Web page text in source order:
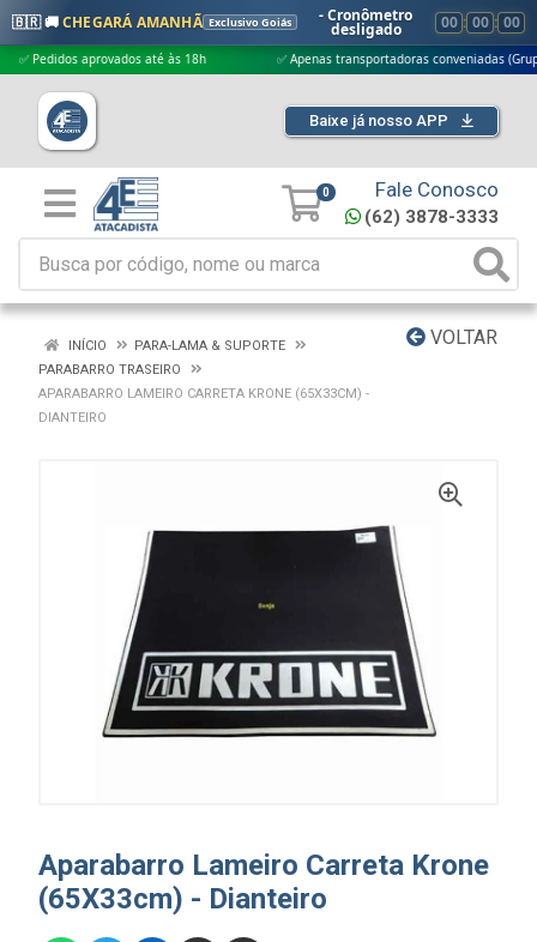
🇧🇷 🚚CHEGARÁ AMANHÃ Exclusivo Goiás - Cronômetro
desligado 00 : 00 : 00
aprovados até às 18h ✅ Apenas transportadoras conveniadas (Grupo G5)
Baixe já nosso APP
0 Fale Conosco
(62) 3878-3333
VOLTAR
INÍCIO
PARA-LAMA & SUPORTE
PARABARRO TRASEIRO
APARABARRO LAMEIRO CARRETA KRONE (65X33CM) -
DIANTEIRO
Aparabarro Lameiro Carreta Krone
(65X33cm) - Dianteiro